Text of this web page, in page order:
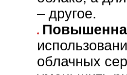
– другое.
облачных